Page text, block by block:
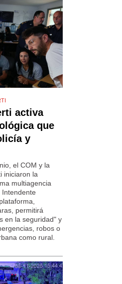
activa
que
y
el COM y la
iniciaron la
multiagencia
permitirá
en la seguridad" y
robos o
como rural.